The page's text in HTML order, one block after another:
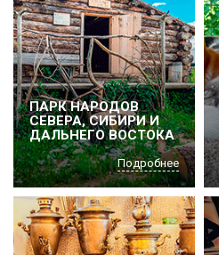
ПАРК НАРОДОВ
СЕВЕРА, СИБИРИ И
ДАЛЬНЕГО ВОСТОКА
Подробнее